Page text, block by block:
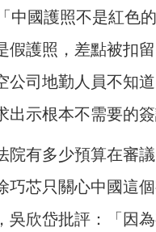
中國護照不是紅色
假護照，差點被扣
公司地勤人員不知
出示根本不需要的簽
院有多少預算在審
巧芯只關心中國這
吳欣岱批評：「因